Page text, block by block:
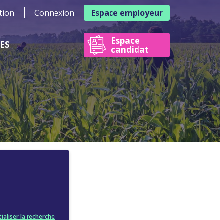
Connexion Espace employeur
Espace
candidat
la recherche